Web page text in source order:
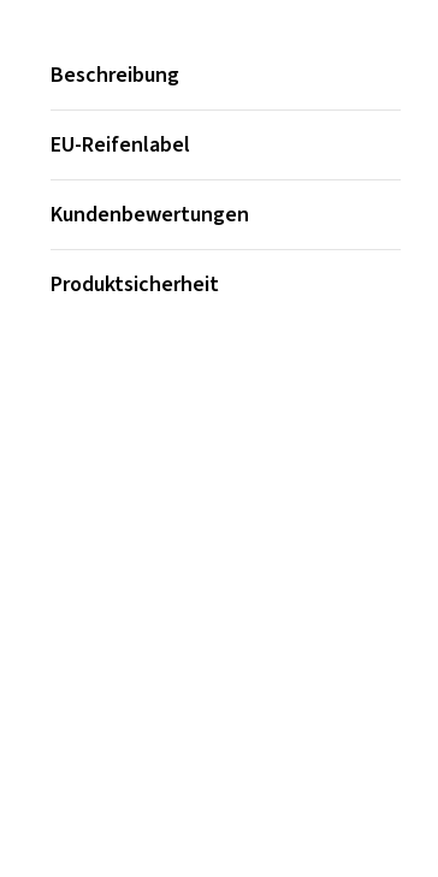
Beschreibung
EU-Reifenlabel
Kundenbewertungen
Produktsicherheit